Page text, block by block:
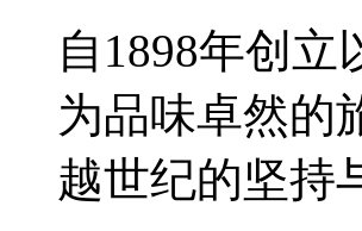
自1898年创
为品味卓然的
越世纪的坚持